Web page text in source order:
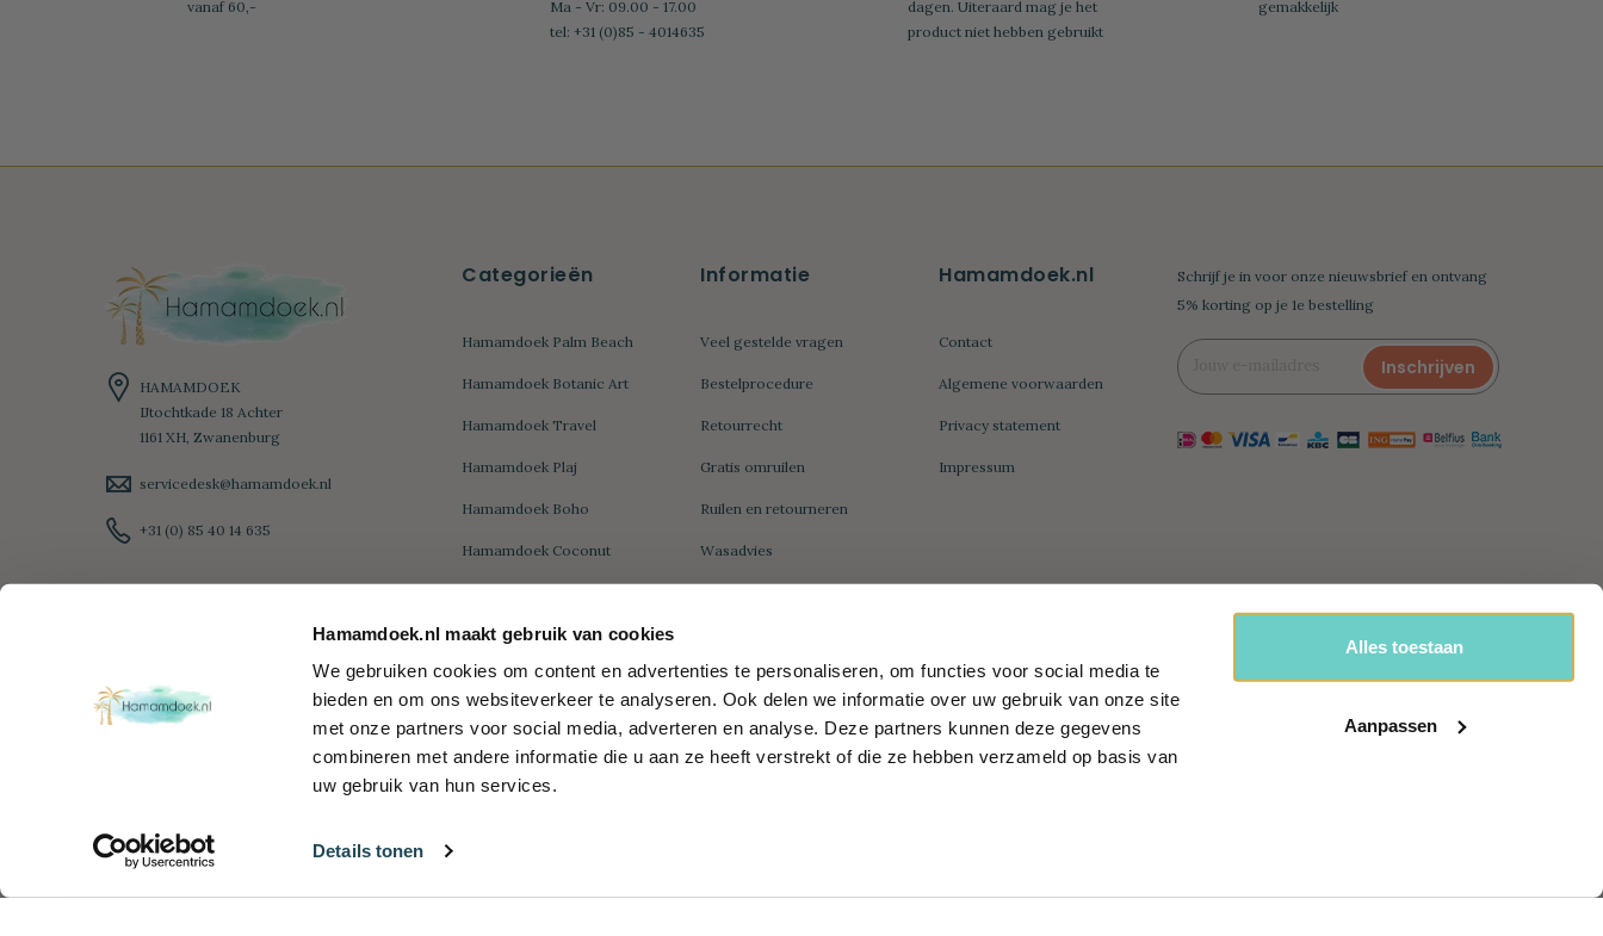
Hamamdoek.nl maakt gebruik van cookies
We gebruiken cookies om content en advertenties te personaliseren, om functies voor social media te
bieden en om ons websiteverkeer te analyseren. Ook delen we informatie over uw gebruik van onze site
met onze partners voor social media, adverteren en analyse. Deze partners kunnen deze gegevens
combineren met andere informatie die u aan ze heeft verstrekt of die ze hebben verzameld op basis van
uw gebruik van hun services.
Details tonen
Alles toestaan
Aanpassen
vanaf 60,-
Ma - Vr: 09.00 - 17.00
tel: +31 (0)85 - 4014635
dagen. Uiteraard mag je het
product niet hebben gebruikt
gemakkelijk
HAMAMDOEK
IJtochtkade 18 Achter
1161 XH, Zwanenburg
servicedesk@hamamdoek.nl
+31 (0) 85 40 14 635
Categorieën
Hamamdoek Palm Beach
Hamamdoek Botanic Art
Hamamdoek Travel
Hamamdoek Plaj
Hamamdoek Boho
Hamamdoek Coconut
Hamamdoek Double
Diamond
Hamamdoek Peacock
Hamamdoek Daisy
Informatie
Veel gestelde vragen
Bestelprocedure
Retourrecht
Gratis omruilen
Ruilen en retourneren
Wasadvies
Wat is een?
Wat is een hamamdoek
Wat is een fouta
Hamamdoek.nl
Contact
Algemene voorwaarden
Privacy statement
Impressum
Hamamdoek Groothandel
Relatiegeschenk
Schrijf je in voor onze nieuwsbrief en ontvang
5% korting op je 1e bestelling
Inschrijven